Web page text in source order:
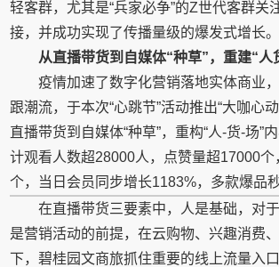
轻客群，尤其是“兵家必争”的Z世代客群关
接，并成功实现了传播量级的爆发式增长。
从直播带货到自媒体“种草”，重建“人
疫情加速了数字化营销落地实体商业
跟潮流，于本次“心跳节”活动推出“大咖心
直播带货到自媒体“种草”，重构“人-货-场”
计观看人数超28000人，点赞量超17000
个，当日会员同步增长1183%，多款爆品秒
在直播带货三要素中，人是基础，对
是营销活动的前提，在云购物、兴趣消费
下，碧桂园文商旅抓住重要的线上流量入